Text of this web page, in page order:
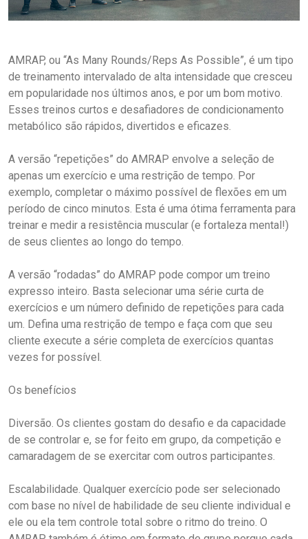
AMRAP, ou “As Many Rounds/Reps As Possible”, é um tipo
de treinamento intervalado de alta intensidade que cresceu
em popularidade nos últimos anos, e por um bom motivo.
Esses treinos curtos e desafiadores de condicionamento
metabólico são rápidos, divertidos e eficazes.
A versão “repetições” do AMRAP envolve a seleção de
apenas um exercício e uma restrição de tempo. Por
exemplo, completar o máximo possível de flexões em um
período de cinco minutos. Esta é uma ótima ferramenta para
treinar e medir a resistência muscular (e fortaleza mental!)
de seus clientes ao longo do tempo.
A versão “rodadas” do AMRAP pode compor um treino
expresso inteiro. Basta selecionar uma série curta de
exercícios e um número definido de repetições para cada
um. Defina uma restrição de tempo e faça com que seu
cliente execute a série completa de exercícios quantas
vezes for possível.
Os benefícios
Diversão. Os clientes gostam do desafio e da capacidade
de se controlar e, se for feito em grupo, da competição e
camaradagem de se exercitar com outros participantes.
Escalabilidade. Qualquer exercício pode ser selecionado
com base no nível de habilidade de seu cliente individual e
ele ou ela tem controle total sobre o ritmo do treino. O